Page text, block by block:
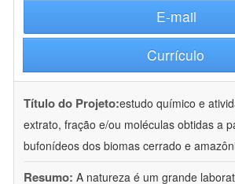
E-mail
Currículo
Título do Projeto:estudo químico e
extrato, fração e/ou moléculas obtidas a
bufonídeos dos biomas cerrado e
Resumo: A natureza é um grande